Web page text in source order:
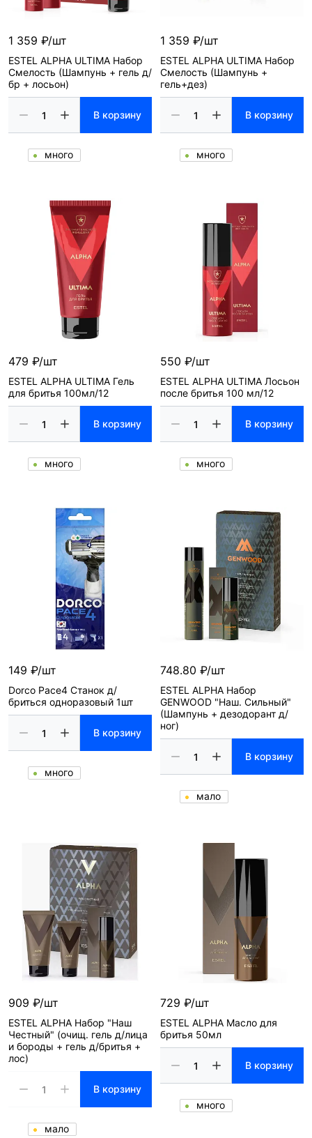
1 359 ₽/шт
ESTEL ALPHA ULTIMA Набор
Смелость (Шампунь + гель д/
бр + лосьон)
В корзину
много
1 359 ₽/шт
ESTEL ALPHA ULTIMA Набор
Смелость (Шампунь +
гель+дез)
В корзину
много
479 ₽/шт
ESTEL ALPHA ULTIMA Гель
для бритья 100мл/12
В корзину
много
550 ₽/шт
ESTEL ALPHA ULTIMA Лосьон
после бритья 100 мл/12
В корзину
много
149 ₽/шт
Dorco Pace4 Станок д/
бриться одноразовый 1шт
В корзину
много
748.80 ₽/шт
ESTEL ALPHA Набор
GENWOOD "Наш. Сильный"
(Шампунь + дезодорант д/
ног)
В корзину
мало
909 ₽/шт
ESTEL ALPHA Набор "Наш
Честный" (очищ. гель д/лица
и бороды + гель д/бритья +
лос)
В корзину
мало
729 ₽/шт
ESTEL ALPHA Масло для
бритья 50мл
В корзину
много